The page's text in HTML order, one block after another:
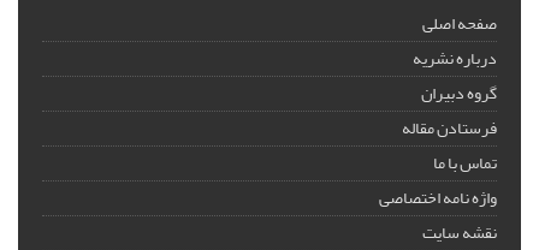
صفحه اصلی
درباره نشریه
گروه دبیران
فرستادن مقاله
تماس با ما
واژه نامه اختصاصی
نقشه سایت